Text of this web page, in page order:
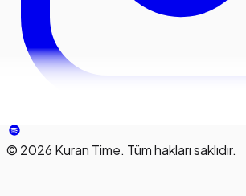
© 2026 Kuran Time. Tüm hakları saklıdır.